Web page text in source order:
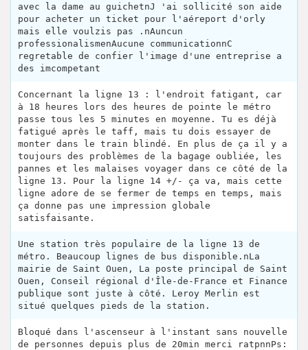
avec la dame au guichetnJ 'ai sollicité son aide
pour acheter un ticket pour l'aéreport d'orly
mais elle voulzis pas .nAuncun
professionalismenAucune communicationnC
regretable de confier l'image d'une entreprise a
des imcompetant
Concernant la ligne 13 : l'endroit fatigant, car
à 18 heures lors des heures de pointe le métro
passe tous les 5 minutes en moyenne. Tu es déjà
fatigué après le taff, mais tu dois essayer de
monter dans le train blindé. En plus de ça il y a
toujours des problèmes de la bagage oubliée, les
pannes et les malaises voyager dans ce côté de la
ligne 13. Pour la ligne 14 +/- ça va, mais cette
ligne adore de se fermer de temps en temps, mais
ça donne pas une impression globale
satisfaisante.
Une station très populaire de la ligne 13 de
métro. Beaucoup lignes de bus disponible.nLa
mairie de Saint Ouen, La poste principal de Saint
Ouen, Conseil régional d'Île-de-France et Finance
publique sont juste à côté. Leroy Merlin est
situé quelques pieds de la station.
Bloqué dans l'ascenseur à l'instant sans nouvelle
de personnes depuis plus de 20min merci ratpnnPs: